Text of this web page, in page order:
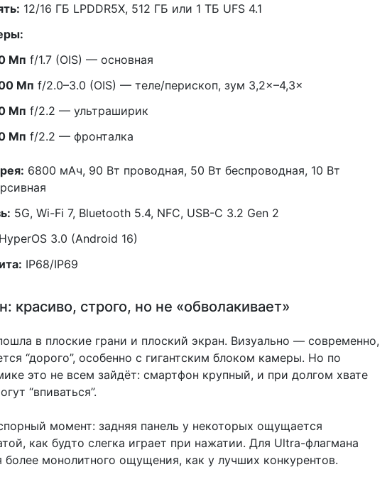
12/16 ГБ LPDDR5X, 512 ГБ или 1 ТБ UFS 4.1
Мп f/1.7 (OIS) — основная
Мп f/2.0–3.0 (OIS) — теле/перископ, зум 3,2×–4,3×
Мп f/2.2 — ультраширик
Мп f/2.2 — фронталка
6800 мАч, 90 Вт проводная, 50 Вт беспроводная, 10 Вт
5G, Wi-Fi 7, Bluetooth 5.4, NFC, USB-C 3.2 Gen 2
HyperOS 3.0 (Android 16)
IP68/IP69
красиво, строго, но не «обволакивает»
в плоские грани и плоский экран. Визуально — современно,
“дорого”, особенно с гигантским блоком камеры. Но по
это не всем зайдёт: смартфон крупный, и при долгом хвате
“впиваться”.
момент: задняя панель у некоторых ощущается
как будто слегка играет при нажатии. Для Ultra-флагмана
более монолитного ощущения, как у лучших конкурентов.